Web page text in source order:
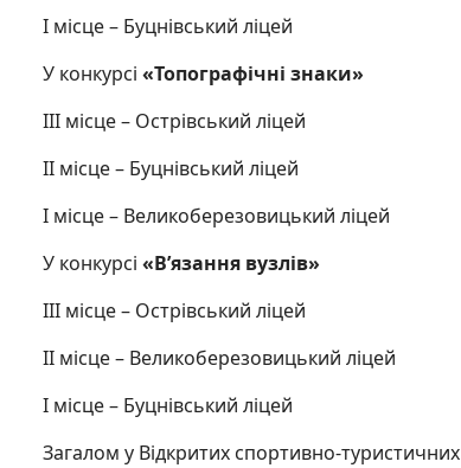
І місце – Буцнівський ліцей
У конкурсі «Топографічні знаки»
ІІІ місце – Острівський ліцей
ІІ місце – Буцнівський ліцей
І місце – Великоберезовицький ліцей
У конкурсі «В’язання вузлів»
ІІІ місце – Острівський ліцей
ІІ місце – Великоберезовицький ліцей
І місце – Буцнівський ліцей
Загалом у Відкритих спортивно-